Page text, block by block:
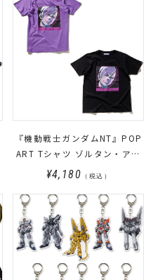
『機動戦士ガンダムNT』POP
ART Tシャツ ゾルタン・アッ
カネン
¥4,180 （税込）